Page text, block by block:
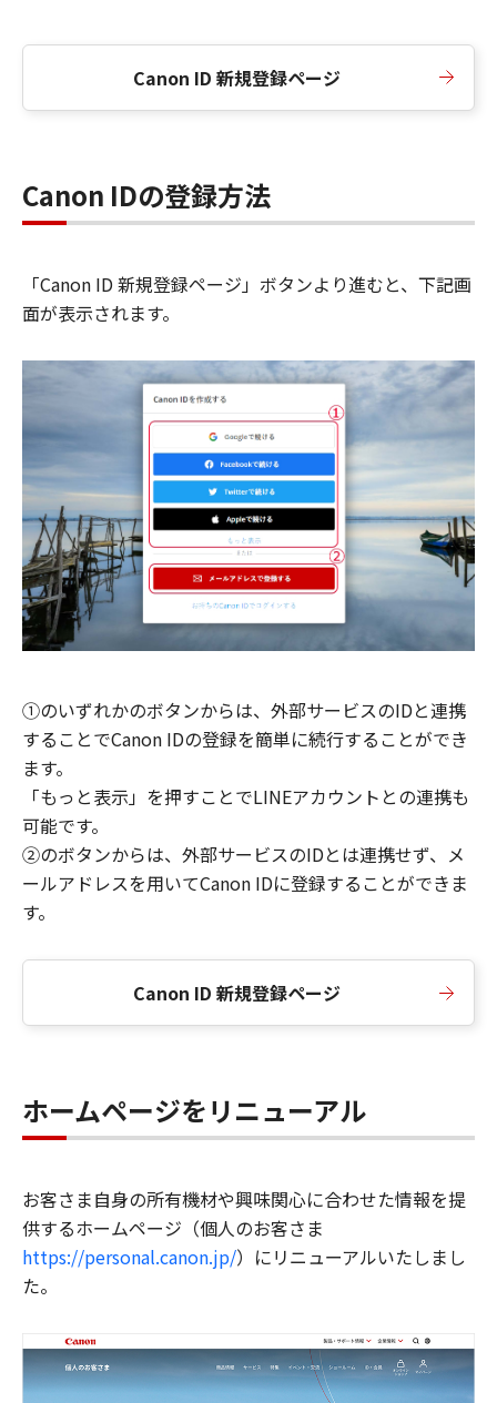
Canon ID 新規登録ページ
Canon IDの登録方法
「Canon ID 新規登録ページ」ボタンより進むと、下記画
面が表示されます。
①のいずれかのボタンからは、外部サービスのIDと連携
することでCanon IDの登録を簡単に続行することができ
ます。
「もっと表示」を押すことでLINEアカウントとの連携も
可能です。
②のボタンからは、外部サービスのIDとは連携せず、メ
ールアドレスを用いてCanon IDに登録することができま
す。
Canon ID 新規登録ページ
ホームページをリニューアル
お客さま自身の所有機材や興味関心に合わせた情報を提
供するホームページ（個人のお客さま
https://personal.canon.jp/）にリニューアルいたしまし
た。